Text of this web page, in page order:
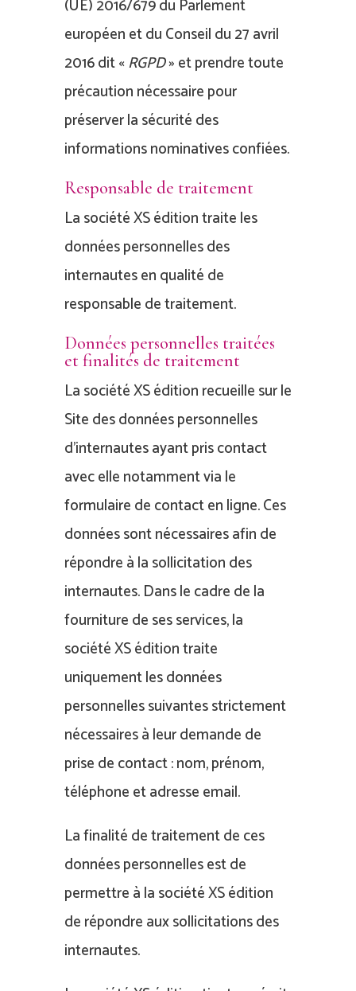
(UE) 2016/679 du Parlement
européen et du Conseil du 27 avril
2016 dit «RGPD» et prendre toute
précaution nécessaire pour
préserver la sécurité des
informations nominatives confiées.
Responsable de traitement
La société XS édition traite les
données personnelles des
internautes en qualité de
responsable de traitement.
Données personnelles traitées
et finalités de traitement
La société XS édition recueille sur le
Site des données personnelles
d’internautes ayant pris contact
avec elle notamment via le
formulaire de contact en ligne. Ces
données sont nécessaires afin de
répondre à la sollicitation des
internautes. Dans le cadre de la
fourniture de ses services, la
société XS édition traite
uniquement les données
personnelles suivantes strictement
nécessaires à leur demande de
prise de contact : nom, prénom,
téléphone et adresse email.
La finalité de traitement de ces
données personnelles est de
permettre à la société XS édition
de répondre aux sollicitations des
internautes.